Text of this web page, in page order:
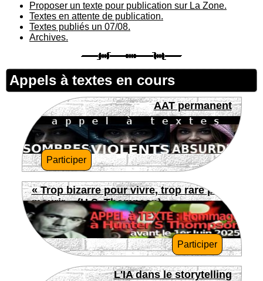
Proposer un texte pour publication sur La Zone.
Textes en attente de publication.
Textes publiés un 07/08.
Archives.
Appels à textes en cours
AAT permanent
Participer
« Trop bizarre pour vivre, trop rare pour
mourir » (H.S. Thompson)
Participer
L'IA dans le storytelling